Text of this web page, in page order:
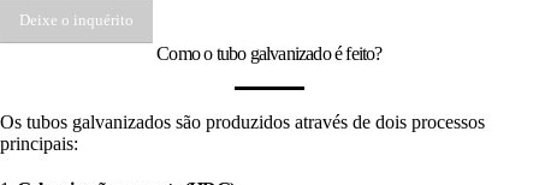
Deixe o inquérito
Como o tubo galvanizado é feito?
Os tubos galvanizados são produzidos através de dois processos
principais: